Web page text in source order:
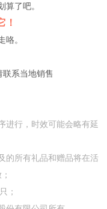
算了吧。
！
咯。
系当地销售
进行，时效可能会略有延
的所有礼品和赠品将在活
；